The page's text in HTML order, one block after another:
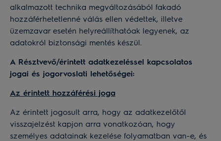
alkalmazott technika megváltozásából fakadó
hozzáférhetetlenné válás ellen védettek, illetve
üzemzavar esetén helyreállíthatóak legyenek, az
adatokról biztonsági mentés készül.
A Résztvevő/érintett adatkezeléssel kapcsolatos
jogai és jogorvoslati lehetőségei:
Az érintett hozzáférési joga
Az érintett jogosult arra, hogy az adatkezelőtől
visszajelzést kapjon arra vonatkozóan, hogy
személyes adatainak kezelése folyamatban van-e, és